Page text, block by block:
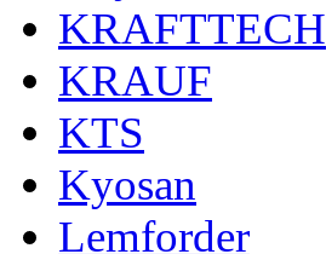
KRAFTTECH
KRAUF
KTS
Kyosan
Lemforder